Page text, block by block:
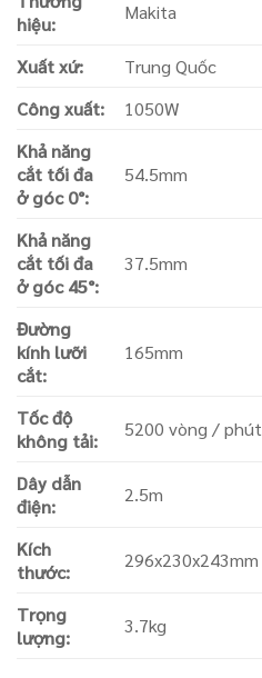
hiệu:
Makita
Xuất xứ:
Trung Quốc
Công xuất:
1050W
Khả năng
cắt tối đa
ở góc 0°:
54.5mm
Khả năng
cắt tối đa
ở góc 45°:
37.5mm
Đường
kính lưỡi
cắt:
165mm
Tốc độ
không tải:
5200 vòng / phút
Dây dẫn
điện:
2.5m
Kích
thước:
296x230x243mm
Trọng
lượng:
3.7kg